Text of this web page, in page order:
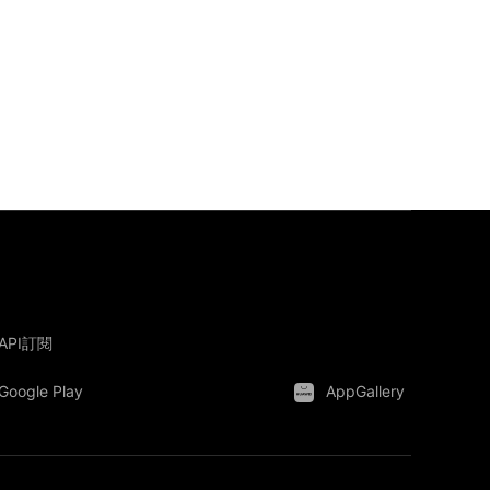
API訂閱
Google Play AppGallery